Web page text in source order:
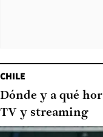
CHILE
Dónde y a qué
TV y streaming